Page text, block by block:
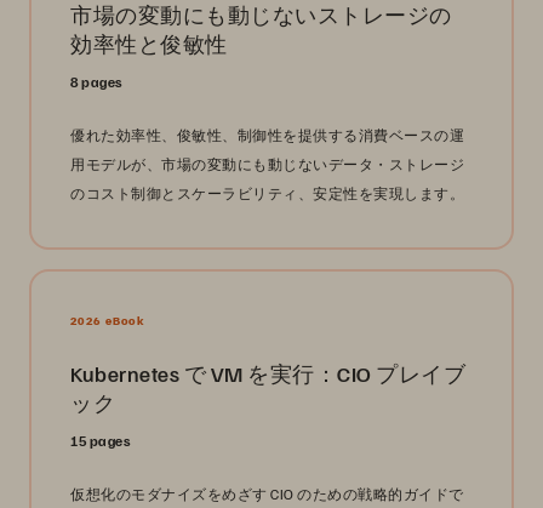
市場の変動にも動じないストレージの
効率性と俊敏性
8 pages
優れた効率性、俊敏性、制御性を提供する消費ベースの運
用モデルが、市場の変動にも動じないデータ・ストレージ
のコスト制御とスケーラビリティ、安定性を実現します。
2026 eBook
Kubernetes で VM を実行：CIO プレイブ
ック
15 pages
仮想化のモダナイズをめざす CIO のための戦略的ガイドで